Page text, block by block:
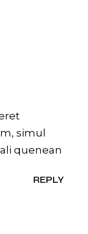
simul
quenean
REPLY